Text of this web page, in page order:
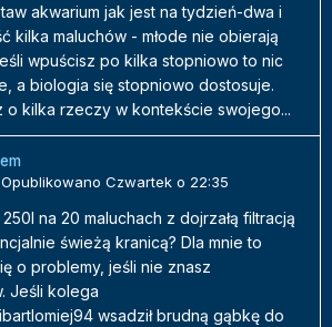
akwarium jak jest na tydzień-dwa i
kilka maluchów - młode nie obierają
wpuścisz po kilka stopniowo to nic
a biologia się stopniowo dostosuje.
o kilka rzeczy w kontekście swojego...
Opublikowano Czwartek o 22:35
250l na 20 maluchach z dojrzałą filtracją
świeżą kranicą? Dla mnie to
o problemy, jeśli nie znasz
Jeśli kolega
wsadził brudną gąbkę do